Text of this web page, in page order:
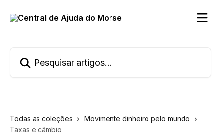
Todas as coleções
Movimente dinheiro pelo mundo
Taxas e câmbio